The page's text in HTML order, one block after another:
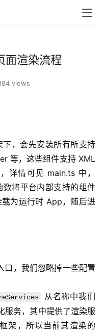
面渲染流程
views
，会先安装所有所支持
等，这些组件支持 XML
详情可见 main.ts 中，
将平台内部支持的组件
为运行时 App，随后进
，我们忽略掉一些配置
从名称中我们
服务，其中提供了渲染服
架，所以当前其渲染的